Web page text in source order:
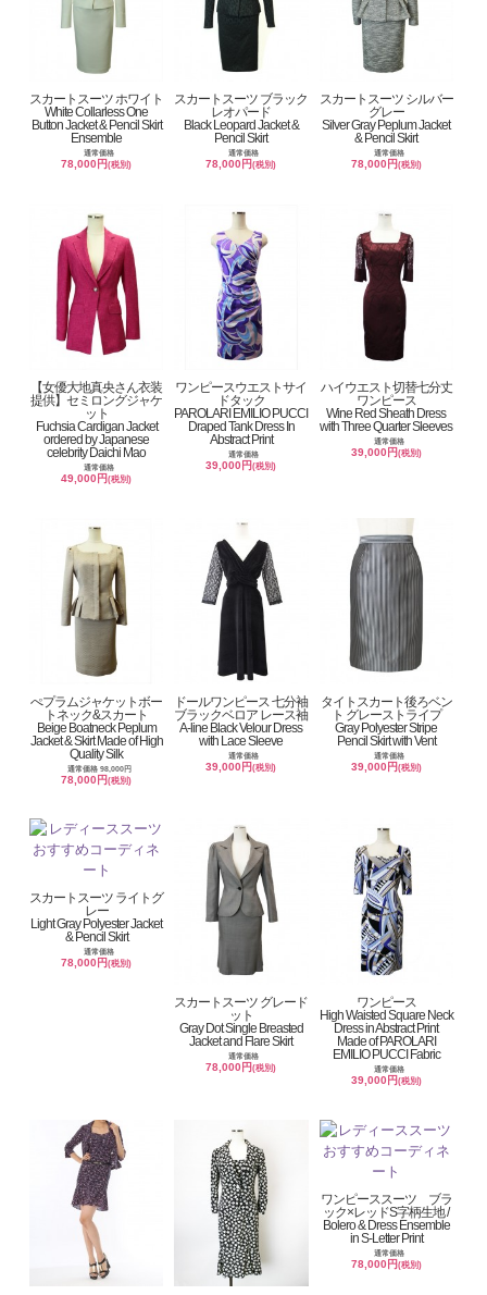
スカートスーツ ホワイト
White Collarless One
Button Jacket & Pencil Skirt
Ensemble
通常価格
78,000円(税別)
スカートスーツ ブラック
レオパード
Black Leopard Jacket &
Pencil Skirt
通常価格
78,000円(税別)
スカートスーツ シルバー
グレー
Silver Gray Peplum Jacket
& Pencil Skirt
通常価格
78,000円 (税別)
【女優大地真央さん衣装
提供】セミロングジャケ
ット
Fuchsia Cardigan Jacket
ordered by Japanese
celebrity Daichi Mao
通常価格
49,000円(税別)
ワンピースウエストサイ
ドタック
PAROLARI EMILIO PUCCI
Draped Tank Dress In
Abstract Print
通常価格
39,000円(税別)
ハイウエスト切替七分丈
ワンピース
Wine Red Sheath Dress
with Three Quarter Sleeves
通常価格
39,000円 (税別)
ぺプラムジャケットボー
トネック&スカート
Beige Boatneck Peplum
Jacket & Skirt Made of High
Quality Silk
通常価格 98,000円
78,000円(税別)
ドールワンピース 七分袖
ブラックベロア レース袖
A-line Black Velour Dress
with Lace Sleeve
通常価格
39,000円(税別)
タイトスカート後ろベン
ト グレーストライプ
Gray Polyester Stripe
Pencil Skirt with Vent
通常価格
39,000円 (税別)
スカートスーツ ライトグ
レー
Light Gray Polyester Jacket
& Pencil Skirt
通常価格
78,000円(税別)
スカートスーツ グレード
ット
Gray Dot Single Breasted
Jacket and Flare Skirt
通常価格
78,000円(税別)
ワンピース
High Waisted Square Neck
Dress in Abstract Print
Made of PAROLARI
EMILIO PUCCI Fabric
通常価格
39,000円 (税別)
ワンピーススーツ ブラ
ック×レッドS字柄生地 /
Bolero & Dress Ensemble
in S-Letter Print
通常価格
78,000円 (税別)